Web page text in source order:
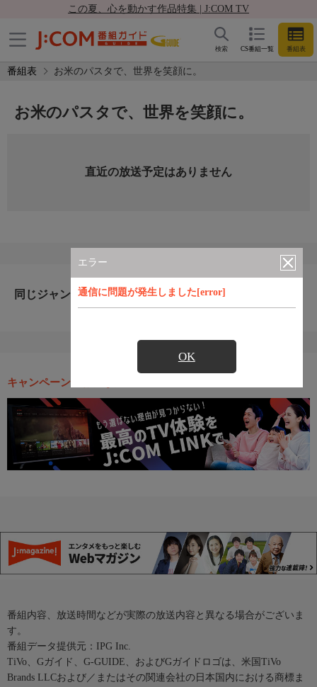
この夏、心を動かす作品特集 | J:COM TV
CS番組一覧 番組表
検索
番組表 お米のパスタで、世界を笑顔に。
エラー
通信に問題が発生しました[error]
OK
お米のパスタで、世界を笑顔に。
直近の放送予定はありません
同じジャンルのおすすめ番組
キャンペーン・お得な情報
番組内容、放送時間などが実際の放送内容と異なる場合がございま
す。
番組データ提供元：IPG Inc.
TiVo、Gガイド、G-GUIDE、およびGガイドロゴは、米国TiVo
Brands LLCおよび／またはその関連会社の日本国内における商標ま